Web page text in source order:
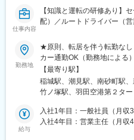
(奈良県)、長柄駅、上鳥羽
(滋賀県)、多賀大社前駅、三
北伊予駅、伊予富田駅、平
養駅、川原石駅、伴中央駅
本松駅、東福山駅、木次駅
金光駅、木見駅、高野駅、
県)、新南陽駅、萩駅、鳥取
駅、苅田駅、赤間駅、伊賀
(福岡県)、貝塚駅(福岡県)、
駅、佐伯駅、豊後豊岡駅、
駅、バルーンさが駅、田代
仕事内容
【知識と運転の研修あり】
配）／ルートドライバー（営
勤務地
★原則、転居を伴う転勤な
カー通勤OK（勤務地による
ア東京、埼玉、神奈川、栃
知、三重、岐阜、静岡■甲信
ア石川、福井、富山■関西エ
根、岡山、山口、鳥取■九州
本、鹿児島、沖縄、宮崎■北
【最寄り駅】
稲城駅、潮見駅、南砂町駅
竹ノ塚駅、羽田空港第２タ
駅、八広駅、川口元郷駅、
レイクタウン駅、新子安駅
給与
入社1年目：一般社員（月収
入社4年目：営業主任（月収